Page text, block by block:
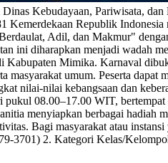
Kebudayaan, Pariwisata,
Republik
Adil, dan Makmur"
ini diharapkan menjadi wadah
Kabupaten Mimika. Karnaval
umum. Peserta dapat
nilai-nilai kebangsaan dan
08.00–17.00 WIT,
menyiapkan berbagai hadiah
Bagi masyarakat atau
3701) 2. Kategori Kelas/